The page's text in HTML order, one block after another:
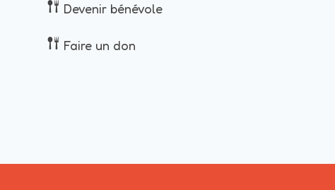
Devenir bénévole
Faire un don